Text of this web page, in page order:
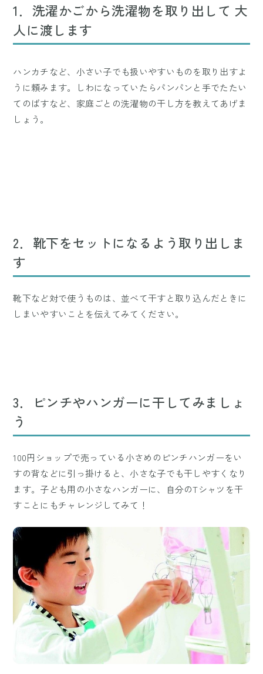
1．洗濯かごから洗濯物を取り出して 大
人に渡します
ハンカチなど、小さい子でも扱いやすいものを取り出すよ
うに頼みます。しわになっていたらパンパンと手でたたい
てのばすなど、家庭ごとの洗濯物の干し方を教えてあげま
しょう。
2．靴下をセットになるよう取り出しま
す
靴下など対で使うものは、並べて干すと取り込んだときに
しまいやすいことを伝えてみてください。
3．ピンチやハンガーに干してみましょ
う
100円ショップで売っている小さめのピンチハンガーをい
すの背などに引っ掛けると、小さな子でも干しやすくなり
ます。子ども用の小さなハンガーに、自分のTシャツを干
すことにもチャレンジしてみて！